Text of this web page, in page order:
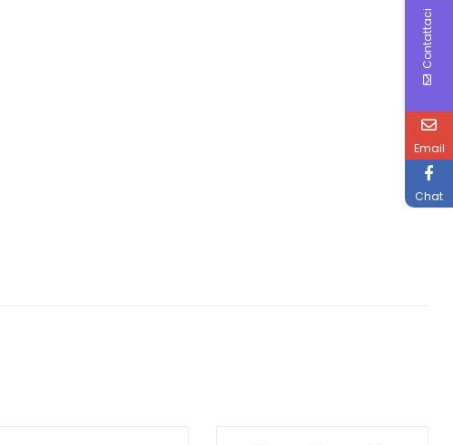
Contattaci
Email
Chat